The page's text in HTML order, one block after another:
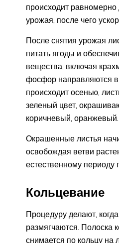
происходит
урожая, после чего
После снятия урожая
питать ягоды и
вещества, включая
фосфор направляются в
происходит осенью,
зеленый цвет,
коричневый, оранжевый.
Окрашенные листья
освобождая ветви
естественному периоду
Кольцевание
Процедуру делают,
размягчаются.
снимается по кольцу на